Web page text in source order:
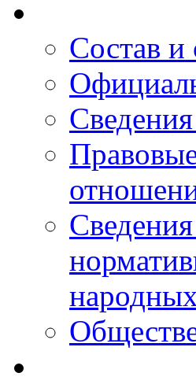
Состав и